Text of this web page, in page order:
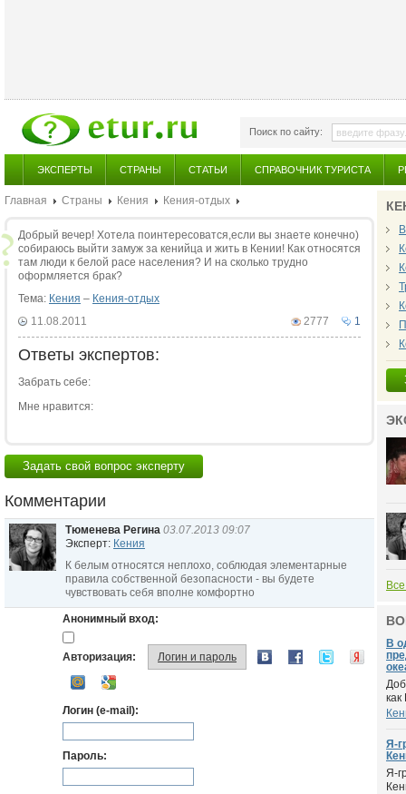
Поиск по сайту:
ЭКСПЕРТЫ СТРАНЫ СТАТЬИ СПРАВОЧНИК ТУРИСТА
Главная Страны Кения Кения-отдых
Добрый вечер! Хотела поинтересоватся,если вы знаете конечно)
собираюсь выйти замуж за кенийца и жить в Кении! Как относятся
там люди к белой расе населения? И на сколько трудно
оформляется брак?
Тема: Кения – Кения-отдых
1
2777
11.08.2011
Ответы экспертов:
Забрать себе:
Мне нравится:
Задать свой вопрос эксперту
Комментарии
Тюменева Регина 03.07.2013 09:07
Эксперт: Кения
К белым относятся неплохо, соблюдая элементарные
правила собственной безопасности - вы будете
чувствовать себя вполне комфортно
Анонимный вход:
Авторизация: Логин и пароль
Логин (e-mail):
Пароль:
В
Я-
Я-